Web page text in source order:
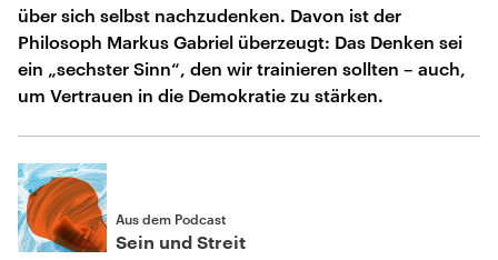
über sich selbst nachzudenken. Davon ist der
Philosoph Markus Gabriel überzeugt: Das Denken sei
ein „sechster Sinn“, den wir trainieren sollten – auch,
um Vertrauen in die Demokratie zu stärken.
Aus dem Podcast
Sein und Streit